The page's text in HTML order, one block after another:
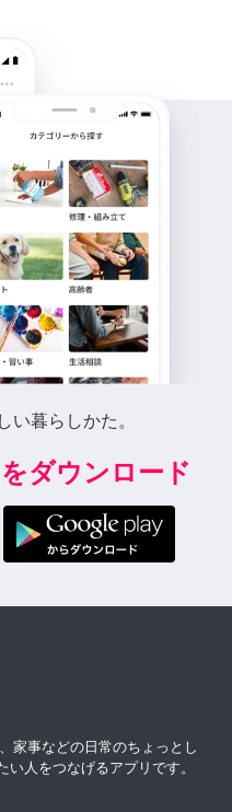
い暮らしかた。
ダウンロード
家事などの日常のちょっとし
人をつなげるアプリです。